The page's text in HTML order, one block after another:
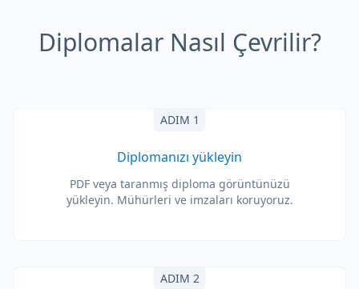
Diplomalar Nasıl Çevrilir?
ADIM 1
Diplomanızı yükleyin
PDF veya taranmış diploma görüntünüzü
yükleyin. Mühürleri ve imzaları koruyoruz.
ADIM 2